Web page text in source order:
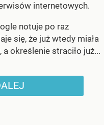
internetowych.
notuje po raz
się, że już wtedy miała
określenie straciło już...